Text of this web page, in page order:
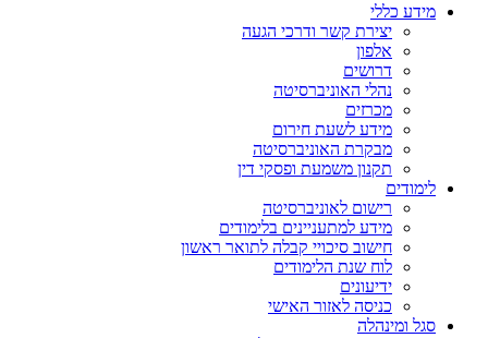
מידע כללי
יצירת קשר ודרכי הגעה
אלפון
דרושים
נהלי האוניברסיטה
מכרזים
מידע לשעת חירום
מבקרת האוניברסיטה
תקנון משמעת ופסקי דין
לימודים
רישום לאוניברסיטה
מידע למתעניינים בלימודים
חישוב סיכויי קבלה לתואר ראשון
לוח שנת הלימודים
ידיעונים
כניסה לאזור האישי
סגל ומינהלה